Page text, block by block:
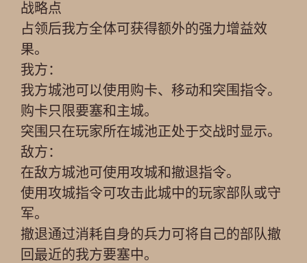
战略点
占领后我方全体可获得额外的强力增益效
果。
我方：
我方城池可以使用购卡、移动和突围指令。
购卡只限要塞和主城。
突围只在玩家所在城池正处于交战时显示。
敌方：
在敌方城池可使用攻城和撤退指令。
使用攻城指令可攻击此城中的玩家部队或守
军。
撤退通过消耗自身的兵力可将自己的部队撤
回最近的我方要塞中。